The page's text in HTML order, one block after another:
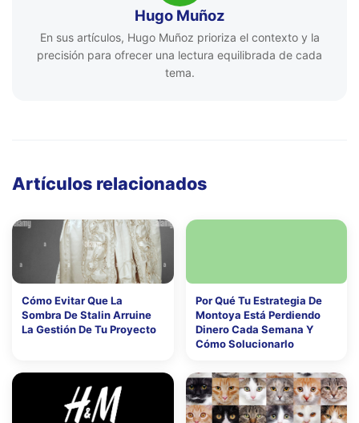
Hugo Muñoz
En sus artículos, Hugo Muñoz prioriza el contexto y la
precisión para ofrecer una lectura equilibrada de cada
tema.
Artículos relacionados
Cómo Evitar Que La
Sombra De Stalin Arruine
La Gestión De Tu Proyecto
Por Qué Tu Estrategia De
Montoya Está Perdiendo
Dinero Cada Semana Y
Cómo Solucionarlo